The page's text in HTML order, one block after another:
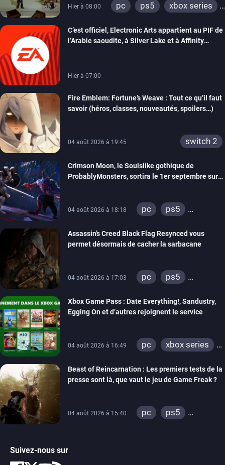
Hier à 08:00 pc ps5
xbox series
C’est officiel, Electronic Arts appartient au PIF de
l’Arabie saoudite, à Silver Lake et à Affinity
Hier à 07:00
Fire Emblem: Fortune’s Weave : Tout ce qu’il faut
savoir (héros, classes, nouveautés, spoilers…)
04 août 2026 à 19:45 switch 2
Crimson Moon, le Soulslike gothique de
ProbablyMonsters, sortira le 1er septembre sur
04 août 2026 à 18:18 pc
ps5
Assassin’s Creed Black Flag Resynced vous
permet désormais de cacher la sarbacane
04 août 2026 à 17:03 pc
ps5
Xbox Game Pass : Date Everything!, Sandustry,
Egging On et d’autres rejoignent le service
04 août 2026 à 16:49 pc
xbox series
Beast of Reincarnation : Les premiers tests de la
presse sont là, que vaut le jeu de Game Freak ?
04 août 2026 à 15:40 pc
ps5
Suivez-nous sur